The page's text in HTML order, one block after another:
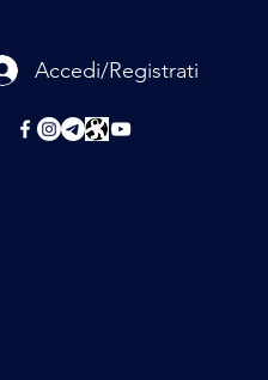
Accedi/Registrati